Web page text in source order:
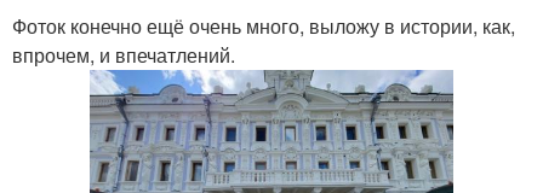
Фоток конечно ещё очень много, выложу в истории, как,
впрочем, и впечатлений.